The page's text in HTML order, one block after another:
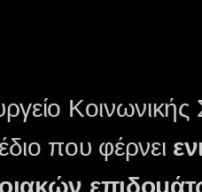
Κοινωνικής
που φέρνει